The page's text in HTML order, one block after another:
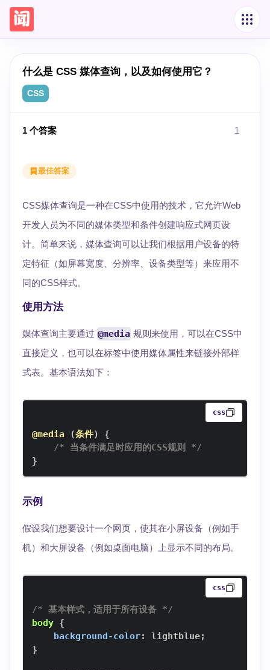
什么是 CSS 媒体查询，以及如何使用它？
CSS
1 个答案 1
最佳答案
CSS媒体查询是一种在CSS中使用的技术，它允许Web
开发人员为不同的媒体类型和条件创建响应式网页设
计。简单来说，媒体查询可以让我们根据用户设备的特
定特征（如屏幕宽度、分辨率、设备类型等）来应用不
同的CSS样式。
使用方法
媒体查询主要通过 @media 规则来使用，可以在CSS中
直接定义，也可以在标签中使用媒体属性来链接外部样
式表。基本语法如下：
css
@media (条件)
{
/* 当条件满足时应用的CSS规则 */
}
示例
假设我们想要设计一个网页，使其在小屏设备（例如手
机）和大屏设备（例如桌面电脑）上显示不同的布局。
css
/* 基本样式，适用于所有设备 */
body {
background-color: lightblue;
}